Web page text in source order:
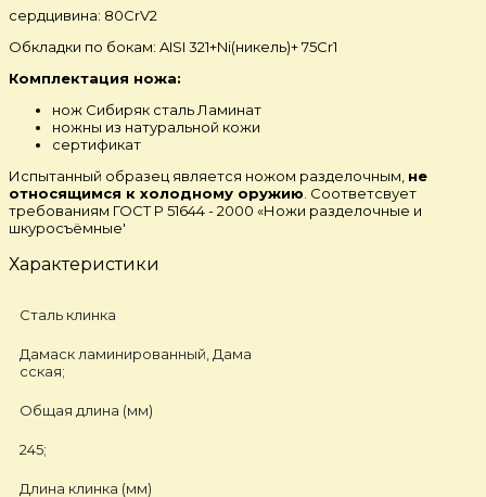
сердцивина: 80CrV2
Обкладки по бокам: AISI 321+Ni(никель)+ 75Cr1
Комплектация ножа:
нож Сибиряк сталь Ламинат
ножны из натуральной кожи
сертификат
Испытанный образец является ножом разделочным, не
относящимся к холодному оружию. Соответсвует
требованиям ГОСТ Р 51644 - 2000 «Ножи разделочные и
шкуросъёмные'
Характеристики
Сталь клинка
Дамаск ламинированный, Дама
сская;
Общая длина (мм)
245;
Длина клинка (мм)